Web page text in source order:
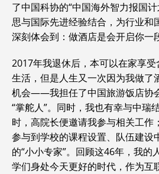
了中国科协的“中国海外智力报国
思与国际先进经验结合，为行业和
深刻体会到：做酒店是会开启你一
2017年我退休后，本可以在家享
生活，但是人生又一次因为我做了
机会——我担任了中国旅游饭店协
“掌舵人”。同时，我也有幸与中瑞
时，高院长便邀请我参与相关工作
参与到学校的课程设置、队伍建设
的“小小专家”。回顾这46年，我的
学们身处今天更好的时代，作为互